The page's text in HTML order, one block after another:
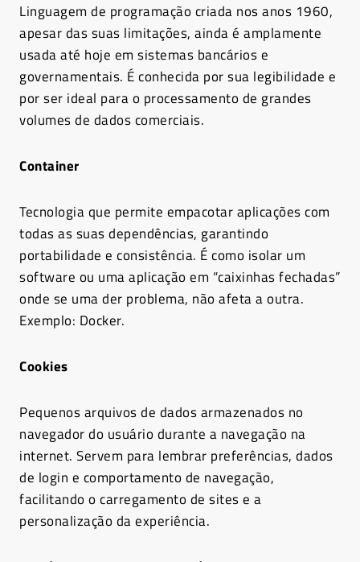
Linguagem de programação criada nos anos 1960,
apesar das suas limitações, ainda é amplamente
usada até hoje em sistemas bancários e
governamentais. É conhecida por sua legibilidade e
por ser ideal para o processamento de grandes
volumes de dados comerciais.
Container
Tecnologia que permite empacotar aplicações com
todas as suas dependências, garantindo
portabilidade e consistência. É como isolar um
software ou uma aplicação em “caixinhas fechadas”
onde se uma der problema, não afeta a outra.
Exemplo: Docker.
Cookies
Pequenos arquivos de dados armazenados no
navegador do usuário durante a navegação na
internet. Servem para lembrar preferências, dados
de login e comportamento de navegação,
facilitando o carregamento de sites e a
personalização da experiência.